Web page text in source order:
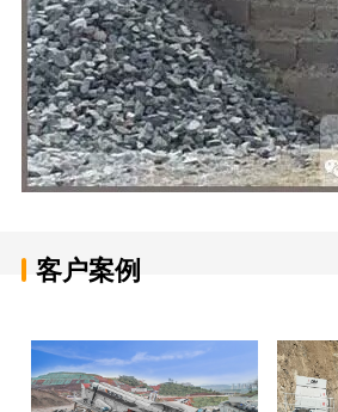
客户案例